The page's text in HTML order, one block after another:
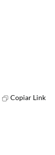
Copiar Link